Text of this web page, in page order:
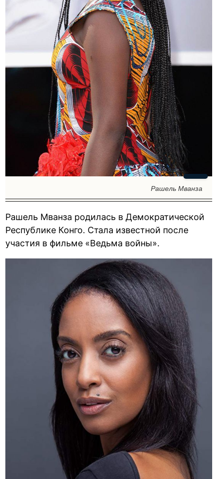
Рашель Мванза
Рашель Мванза родилась в Демократической
Республике Конго. Стала известной после
участия в фильме «Ведьма войны».